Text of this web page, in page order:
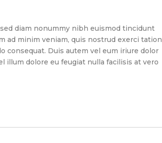
diam nonummy nibh euismod tincidunt
ad minim veniam, quis nostrud exerci tation
consequat. Duis autem vel eum iriure dolor
illum dolore eu feugiat nulla facilisis at vero